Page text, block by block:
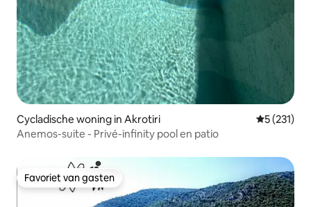
Cycladische woning in Akrotiri
5 (231)
Anemos-suite - Privé-infinity pool en patio
Favoriet van gasten
Favoriet van gasten